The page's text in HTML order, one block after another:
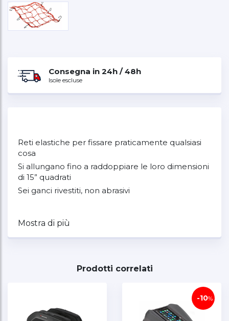
Consegna in 24h / 48h
Isole escluse
Reti elastiche per fissare praticamente qualsiasi
cosa
Si allungano fino a raddoppiare le loro dimensioni
di 15” quadrati
Sei ganci rivestiti, non abrasivi
Mostra di più
Prodotti correlati
-10%